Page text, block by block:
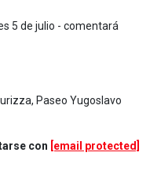
5 de julio - comentará
Paseo Yugoslavo
con [email protected]